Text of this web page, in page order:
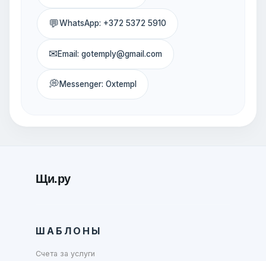
💬WhatsApp: +372 5372 5910
✉Email: gotemply@gmail.com
💭Messenger: Oxtempl
Щи.ру
ШАБЛОНЫ
Счета за услуги